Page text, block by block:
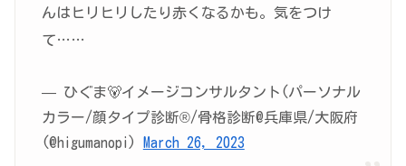
んはヒリヒリしたり赤くなるかも。気をつけ
て……
— ひぐま🐻イメージコンサルタント(パーソナル
カラー/顔タイプ診断®︎/骨格診断@兵庫県/大阪府
(@higumanopi)
March 26, 2023